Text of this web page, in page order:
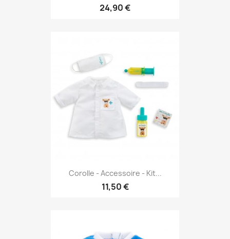
24,90 €
Corolle - Accessoire - Kit...
11,50 €